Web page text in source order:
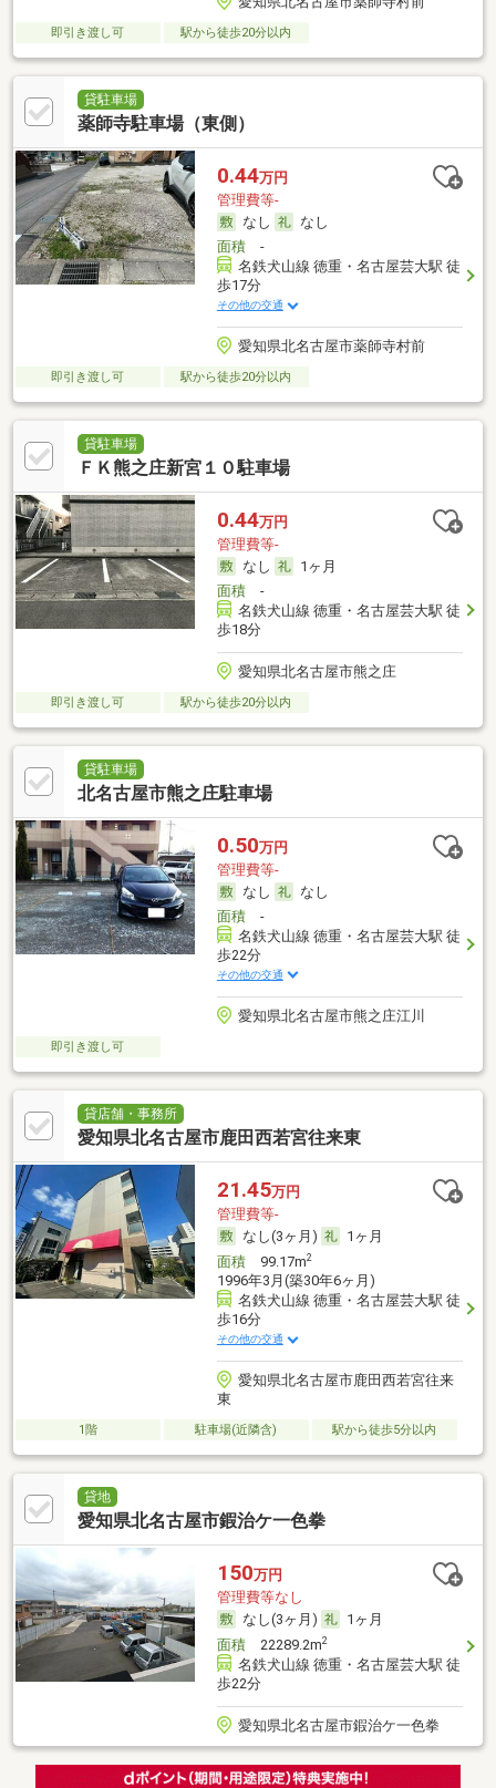
即引き渡し可 駅から徒歩20分以内
貸駐車場
薬師寺駐車場（東側）
0.44万円
管理費等-
なし
なし
面積-
名鉄犬山線 徳重・名古屋芸大駅 徒
歩17分
その他の交通
愛知県北名古屋市薬師寺村前
即引き渡し可 駅から徒歩20分以内
貸駐車場
ＦＫ熊之庄新宮１０駐車場
0.44万円
管理費等-
なし
1ヶ月
面積-
名鉄犬山線 徳重・名古屋芸大駅 徒
歩18分
愛知県北名古屋市熊之庄
即引き渡し可 駅から徒歩20分以内
貸駐車場
北名古屋市熊之庄駐車場
0.50万円
管理費等-
なし
なし
面積-
名鉄犬山線 徳重・名古屋芸大駅 徒
歩22分
その他の交通
愛知県北名古屋市熊之庄江川
即引き渡し可
貸店舗・事務所
愛知県北名古屋市鹿田西若宮往来東
21.45万円
管理費等-
なし(3ヶ月)
1ヶ月
面積99.17m2
1996年3月(築30年6ヶ月)
名鉄犬山線 徳重・名古屋芸大駅 徒
歩16分
その他の交通
愛知県北名古屋市鹿田西若宮往来
東
1階 駐車場(近隣含) 駅から徒歩5分以内
貸地
愛知県北名古屋市鍜治ケ一色拳
150万円
管理費等なし
なし(3ヶ月)
1ヶ月
面積22289.2m2
名鉄犬山線 徳重・名古屋芸大駅 徒
歩22分
愛知県北名古屋市鍜治ケ一色拳